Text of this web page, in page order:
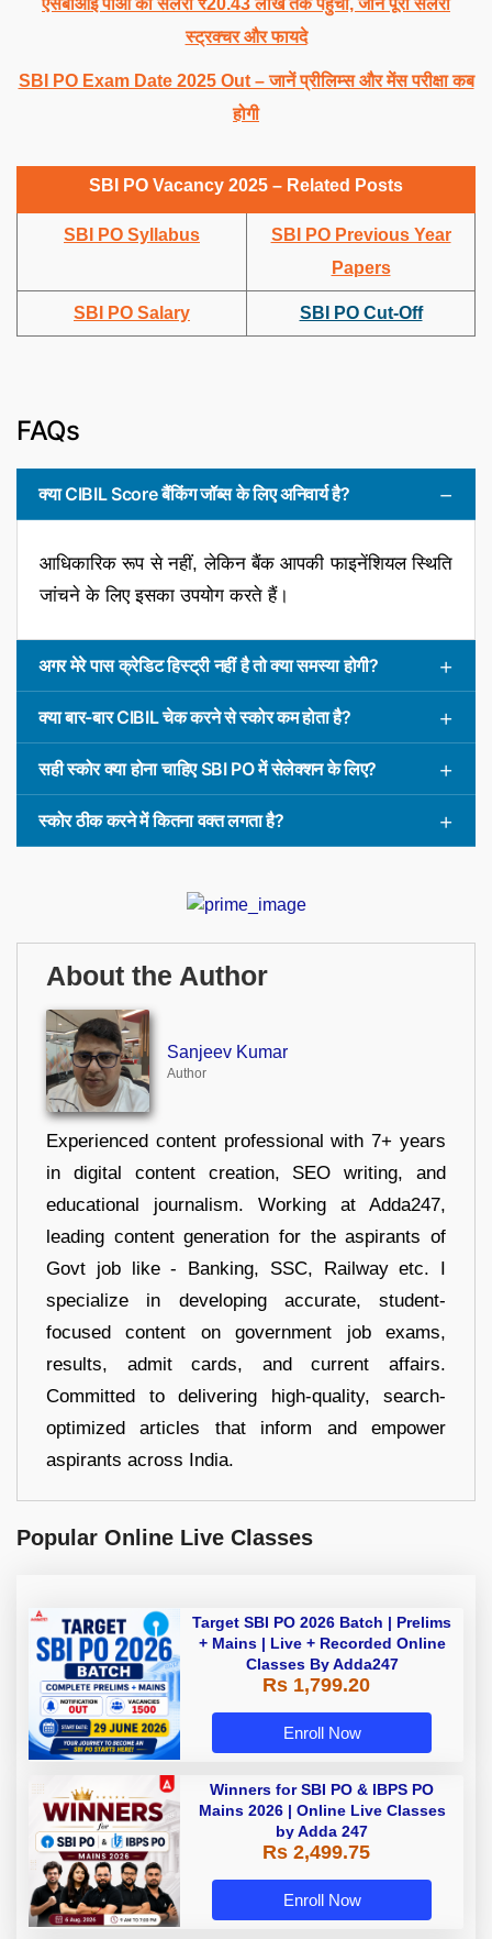
एसबीआई पीओ की सैलरी ₹20.43 लाख तक पहुंची, जानें पूरी सैलरी
स्ट्रक्चर और फायदे
SBI PO Exam Date 2025 Out – जानें प्रीलिम्स और मेंस परीक्षा कब
होगी
SBI PO Vacancy 2025 – Related Posts
SBI PO Syllabus
SBI PO Previous Year
Papers
SBI PO Salary SBI PO Cut-Off
FAQs
क्या CIBIL Score बैंकिंग जॉब्स के लिए अनिवार्य है?
आधिकारिक रूप से नहीं, लेकिन बैंक आपकी फाइनेंशियल स्थिति
जांचने के लिए इसका उपयोग करते हैं।
अगर मेरे पास क्रेडिट हिस्ट्री नहीं है तो क्या समस्या होगी?
क्या बार-बार CIBIL चेक करने से स्कोर कम होता है?
सही स्कोर क्या होना चाहिए SBI PO में सेलेक्शन के लिए?
स्कोर ठीक करने में कितना वक्त लगता है?
About the Author
Sanjeev Kumar
Author
Experienced content professional with 7+ years
in digital content creation, SEO writing, and
educational journalism. Working at Adda247,
leading content generation for the aspirants of
Govt job like - Banking, SSC, Railway etc. I
specialize in developing accurate, student-
focused content on government job exams,
results, admit cards, and current affairs.
Committed to delivering high-quality, search-
optimized articles that inform and empower
aspirants across India.
Popular Online Live Classes
Target SBI PO 2026 Batch | Prelims
+ Mains | Live + Recorded Online
Classes By Adda247
Rs 1,799.20
Enroll Now
Winners for SBI PO & IBPS PO
Mains 2026 | Online Live Classes
by Adda 247
Rs 2,499.75
Enroll Now